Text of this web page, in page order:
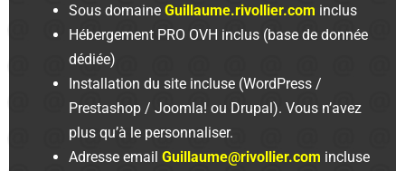
Sous domaineGuillaume.rivollier.com inclus
Hébergement PRO OVH inclus (base de donnée
dédiée)
Installation du site incluse (WordPress /
Prestashop / Joomla! ou Drupal). Vous n’avez
plus qu’à le personnaliser.
Adresse emailGuillaume@rivollier.com incluse